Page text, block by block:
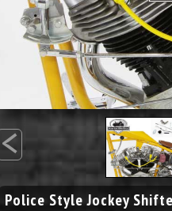
<
Police Style Jockey